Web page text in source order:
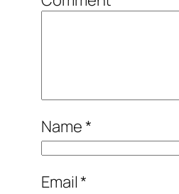
Name*
Email*